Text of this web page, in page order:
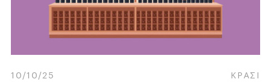
10/10/25 ΚΡΑΣΙ